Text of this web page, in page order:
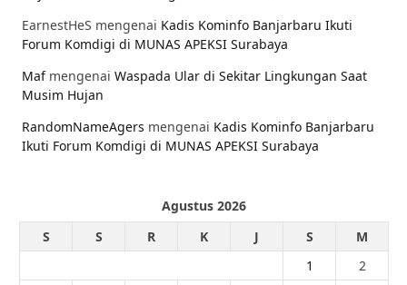
EarnestHeS mengenai Kadis Kominfo Banjarbaru Ikuti
Forum Komdigi di MUNAS APEKSI Surabaya
Mafmengenai Waspada Ular di Sekitar Lingkungan Saat
Musim Hujan
RandomNameAgers mengenai Kadis Kominfo Banjarbaru
Ikuti Forum Komdigi di MUNAS APEKSI Surabaya
Agustus 2026
S
S R K J S
M
1
2